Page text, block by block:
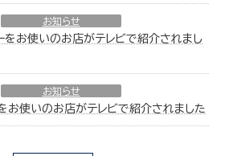
お知らせ
をお使いのお店がテレビで紹介されまし
お知らせ
お使いのお店がテレビで紹介されました